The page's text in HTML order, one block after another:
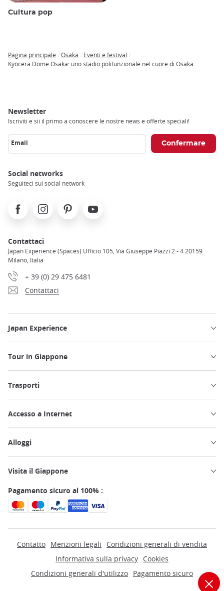
Cultura pop
Breadcrumb
Pagina principale Osaka
Eventi e festival
Kyocera Dome Osaka: uno stadio polifunzionale nel cuore di Osaka
Newsletter
Iscriviti e sii il primo a conoscere le nostre news e offerte speciali!
Email
Social networks
Seguiteci sui social network
FacebookInstagramPinterest Youtube
Contattaci
Japan Experience (Spaces) Ufficio 105, Via Giuseppe Piazzi 2 - 4 20159
Milano, Italia
+ 39 (0) 29 475 6481
Contattaci
Japan Experience
Tour in Giappone
Trasporti
Accesso a Internet
Alloggi
Visita il Giappone
Pagamento sicuro al 100% :
Contatto Menzioni legali
Condizioni generali di vendita
Informativa sulla privacy Cookies
Condizioni generali d'utilizzo Pagamento sicuro